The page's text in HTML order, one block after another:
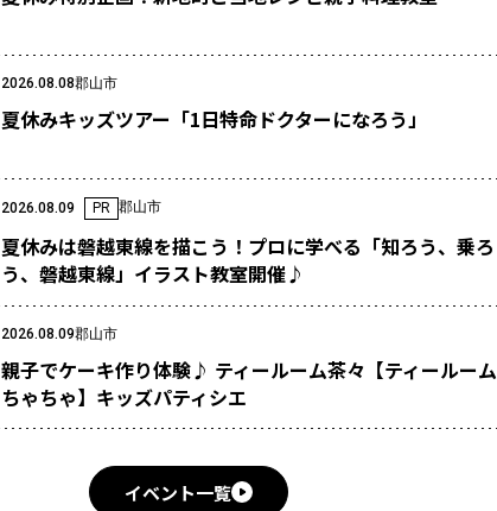
2026.08.08郡山市
夏休みキッズツアー「1日特命ドクターになろう」
2026.08.09 PR 郡山市
夏休みは磐越東線を描こう！プロに学べる「知ろう、乗ろ
う、磐越東線」イラスト教室開催♪
2026.08.09郡山市
親子でケーキ作り体験♪ ティールーム茶々【ティールーム
ちゃちゃ】キッズパティシエ
イベント一覧